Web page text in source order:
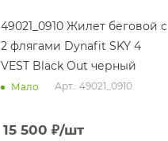
49021_0910 Жилет беговой с
2 флягами Dynafit SKY 4
VEST Black Out черный
Мало Арт.: 49021_0910
15 500 ₽/шт